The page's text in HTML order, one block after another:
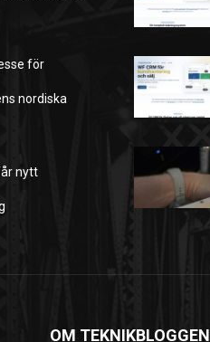
för
nordiska
nytt
OM TEKNIKBLOGGEN